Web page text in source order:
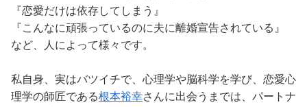
『恋愛だけは依存してしまう』
『こんなに頑張っているのに夫に離婚宣告されている』
など、人によって様々です。
私自身、実はバツイチで、心理学や脳科学を学び、恋愛心
理学の師匠である根本裕幸さんに出会うまでは、パートナ